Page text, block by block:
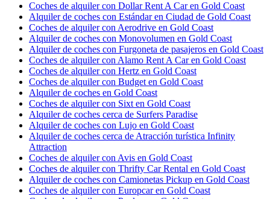
Coches de alquiler con Dollar Rent A Car en Gold Coast
Alquiler de coches con Estándar en Ciudad de Gold Coast
Coches de alquiler con Aerodrive en Gold Coast
Alquiler de coches con Monovolumen en Gold Coast
Alquiler de coches con Furgoneta de pasajeros en Gold Coast
Coches de alquiler con Alamo Rent A Car en Gold Coast
Coches de alquiler con Hertz en Gold Coast
Coches de alquiler con Budget en Gold Coast
Alquiler de coches en Gold Coast
Coches de alquiler con Sixt en Gold Coast
Alquiler de coches cerca de Surfers Paradise
Alquiler de coches con Lujo en Gold Coast
Alquiler de coches cerca de Atracción turística Infinity
Attraction
Coches de alquiler con Avis en Gold Coast
Coches de alquiler con Thrifty Car Rental en Gold Coast
Alquiler de coches con Camionetas Pickup en Gold Coast
Coches de alquiler con Europcar en Gold Coast